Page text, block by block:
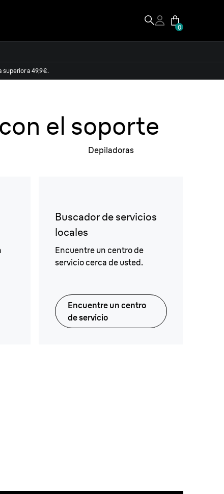
0
superior a 49,9€.
expertos de
el soporte
Depiladoras
Buscador de servicios
locales
Encuentre un centro de
servicio cerca de usted.
Encuentre un centro
de servicio